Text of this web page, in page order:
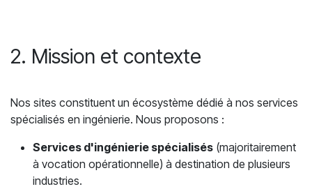
2. Mission et contexte
Nos sites constituent un écosystème dédié à nos services
spécialisés en ingénierie. Nous proposons :
Services d'ingénierie spécialisés (majoritairement
à vocation opérationnelle) à destination de plusieurs
industries.